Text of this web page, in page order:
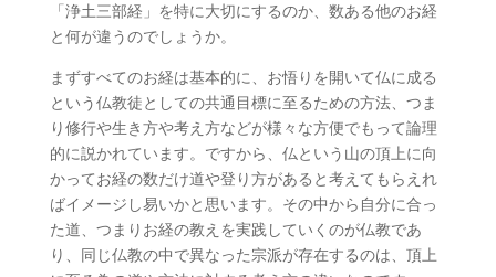
「浄土三部経」を特に大切にするのか、数ある他のお経
と何が違うのでしょうか。
まずすべてのお経は基本的に、お悟りを開いて仏に成る
という仏教徒としての共通目標に至るための方法、つま
り修行や生き方や考え方などが様々な方便でもって論理
的に説かれています。ですから、仏という山の頂上に向
かってお経の数だけ道や登り方があると考えてもらえれ
ばイメージし易いかと思います。その中から自分に合っ
た道、つまりお経の教えを実践していくのが仏教であ
り、同じ仏教の中で異なった宗派が存在するのは、頂上